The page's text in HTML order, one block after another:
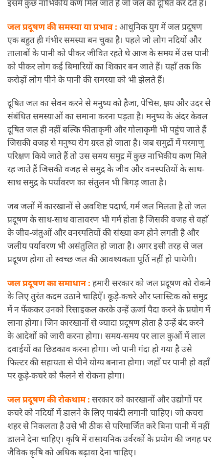
इसमें कुछ नाभिकीय कण मिल जाते हैं जो जल को दूषित कर देते हैं।
जल प्रदूषण की समस्या या प्रभाव : आधुनिक युग में जल प्रदूषण
एक बहुत ही गंभीर समस्या बन चुका है। पहले जो लोग नदियों और
तालाबों के पानी को पीकर जीवित रहते थे आज के समय में उस पानी
को पीकर लोग कई बिमारियों का शिकार बन जाते हैं। यहाँ तक कि
करोड़ों लोग पीने के पानी की समस्या को भी झेलते हैं।
दूषित जल का सेवन करने से मनुष्य को हैजा, पेचिस, क्षय और उदर से
संबंधित समस्याओं का समाना करना पड़ता है। मनुष्य के अंदर केवल
दूषित जल ही नहीं बल्कि फीताकृमी और गोलाकृमी भी पहुंच जाते हैं
जिसकी वजह से मनुष्य रोग ग्रस्त हो जाता है। जब समुद्रों में परमाणु
परिक्षण किये जाते हैं तो उस समय समुद्र में कुछ नाभिकीय कण मिले
रह जाते हैं जिसकी वजह से समुद्र के जीव और वनस्पतियों के साथ-
साथ समुद्र के पर्यावरण का संतुलन भी बिगड़ जाता है।
जब जलों में कारखानों से अवशिष्ट पदार्थ, गर्म जल मिलता है तो जल
प्रदूषण के साथ-साथ वातावरण भी गर्म होता है जिसकी वजह से वहाँ
के जीव-जंतुओं और वनस्पतियों की संख्या कम होने लगती है और
जलीय पर्यावरण भी असंतुलित हो जाता है। अगर इसी तरह से जल
प्रदूषण होगा तो स्वच्छ जल की आवश्यकता पूर्ति नहीं हो पायेगी।
जल प्रदूषण का समाधान : हमारी सरकार को जल प्रदूषण को रोकने
के लिए तुरंत कदम उठाने चाहिएँ। कूड़े-कचरे और प्लास्टिक को समुद्र
में न फेंककर उनको रिसाइकल करके उन्हें ऊर्जा पैदा करने के प्रयोग में
लाना होगा। जिन कारखानों से ज्यादा प्रदूषण होता है उन्हें बंद करने
के आदेशों को जारी करना होगा। समय-समय पर लाल कुओं में लाल
दवाईयों का छिडकाव करना होगा। जो पानी गंदा हो गया है उसे
फिल्टर की सहायता से पीने योग्य बनाना होगा। जहाँ पर पानी हो वहाँ
पर कूड़े-कचरे को फैलने से रोकना होगा।
जल प्रदूषण की रोकथाम : सरकार को कारखानों और उद्योगों पर
कचरे को नदियों में डालने के लिए पाबंदी लगानी चाहिए। जो कचरा
शहर से निकलता है उसे भी ठीक से परिमार्जित करे बिना पानी में नहीं
डालने देना चाहिए। कृषि में रासायनिक उर्वरकों के प्रयोग की जगह पर
जैविक कृषि को अधिक बढ़ावा देना चाहिए।